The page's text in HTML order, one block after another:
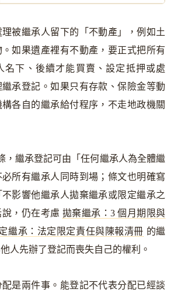
被繼承人留下的「不動產」，例如土
如果遺產裡有不動產，要正式把所有
名下、後續才能買賣、設定抵押或處
承登記。如果只有存款、保險金等動
各自的繼承給付程序，不走地政機關
，繼承登記可由「任何繼承人為全體繼
所有繼承人同時到場；條文也明確寫
影響他繼承人拋棄繼承或限定繼承之
，仍在考慮 拋棄繼承：3 個月期限與
繼承：法定限定責任與陳報清冊 的繼
人先辦了登記而喪失自己的權利。
是兩件事。能登記不代表分配已經談